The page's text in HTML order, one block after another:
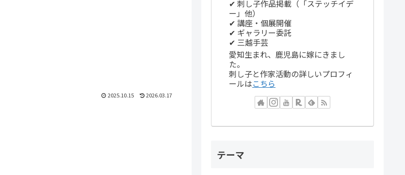
2025.10.15 2026.03.17
✔ 刺し子作品掲載（「ステッチイデ
ー」他）
✔ 講座・個展開催
✔ ギャラリー委託
✔ 三越手芸
愛知生まれ、鹿児島に嫁にきまし
た。
刺し子と作家活動の詳しいプロフィ
ールはこちら
テーマ